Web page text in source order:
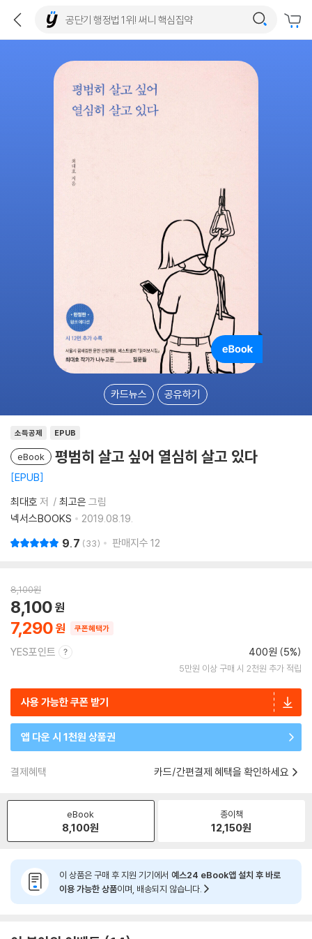
카드뉴스 공유하기
소득공제 EPUB
eBook 평범히 살고 싶어 열심히 살고 있다
EPUB
최대호 저 최고은 그림
넥서스BOOKS
2019.08.19.
9.7 33 판매지수 12
8,100원
7,290
8,100
쿠폰혜택가
YES포인트 400원 (5%)
5만원 이상 구매 시 2천원 추가 적립
사용 가능한 쿠폰 받기
앱 다운 시 1천원 상품권
결제혜택 카드/간편결제 혜택을 확인하세요
eBook
8,100원
종이책
12,150원
이 상품은 구매 후 지원 기기에서 예스24 eBook앱 설치 후 바로
이용 가능한 상품이며, 배송되지 않습니다.